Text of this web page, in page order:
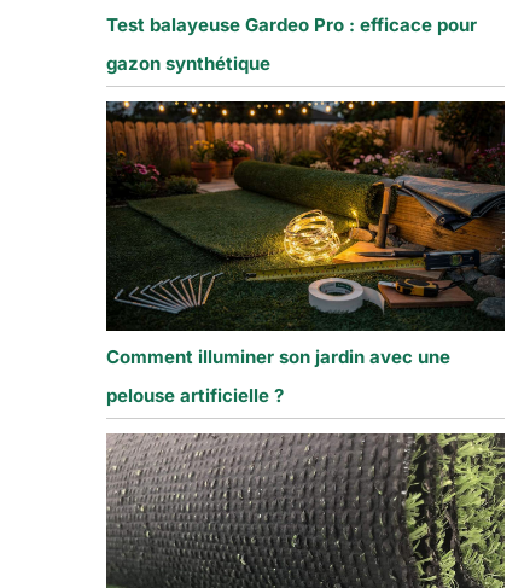
Test balayeuse Gardeo Pro : efficace pour
gazon synthétique
Comment illuminer son jardin avec une
pelouse artificielle ?